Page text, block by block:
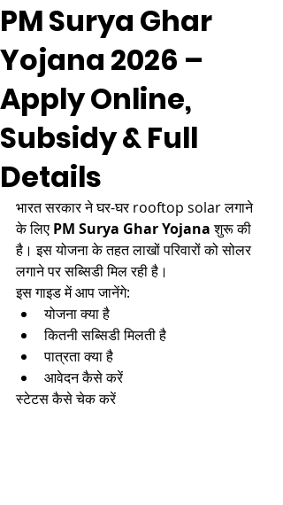
PM Surya Ghar
Yojana 2026 –
Apply Online,
Subsidy & Full
Details
भारत सरकार ने घर-घर rooftop solar लगाने
के लिए PM Surya Ghar Yojana शुरू की
है। इस योजना के तहत लाखों परिवारों को सोलर
लगाने पर सब्सिडी मिल रही है।
इस गाइड में आप जानेंगे:
योजना क्या है
कितनी सब्सिडी मिलती है
पात्रता क्या है
आवेदन कैसे करें
स्टेटस कैसे चेक करें